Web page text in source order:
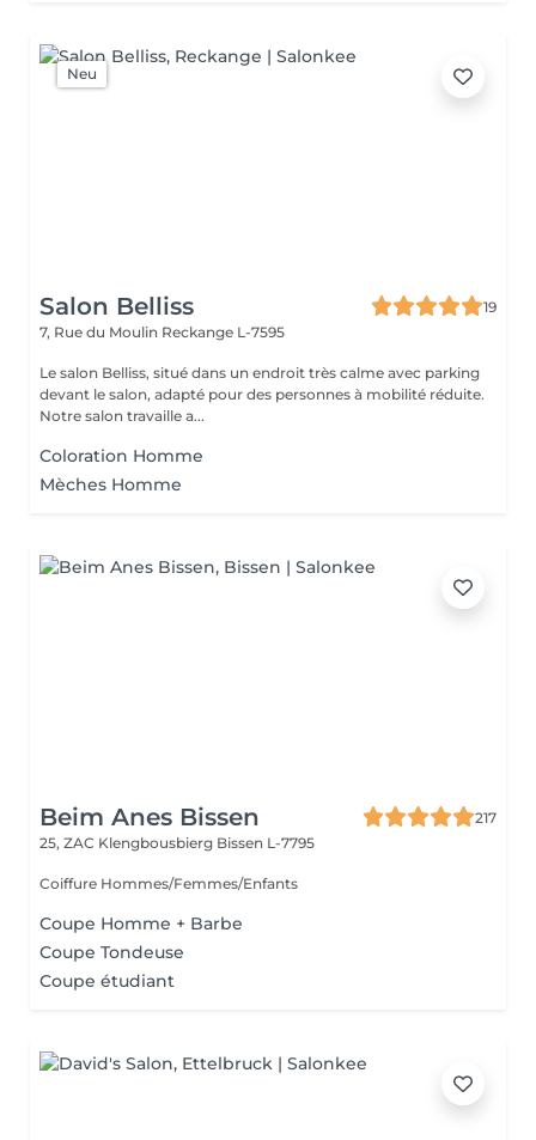
Neu
Salon Belliss
19
7, Rue du Moulin Reckange L-7595
Le salon Belliss, situé dans un endroit très calme avec parking
devant le salon, adapté pour des personnes à mobilité réduite.
Notre salon travaille a...
Coloration Homme
Mèches Homme
Beim Anes Bissen
217
25, ZAC Klengbousbierg Bissen L-7795
Coiffure Hommes/Femmes/Enfants
Coupe Homme + Barbe
Coupe Tondeuse
Coupe étudiant